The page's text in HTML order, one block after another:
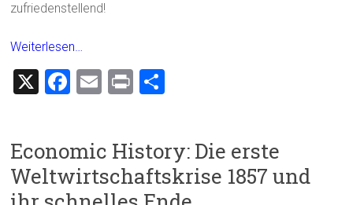
zufriedenstellend!
Weiterlesen…
X
F
b
o
E
l
Pr
n
Economic History: Die erste
Weltwirtschaftskrise 1857 und